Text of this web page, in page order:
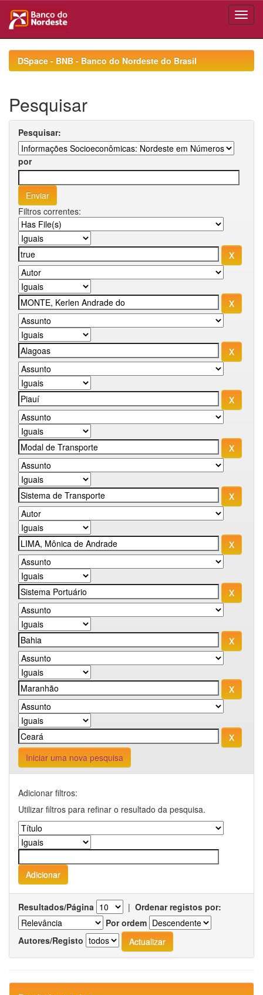
navigationDSpace - BNB - Banco do Nordeste do Brasil
Pesquisar
Pesquisar:
por
Filtros correntes:
Iniciar uma nova pesquisa
Adicionar filtros:
Utilizar filtros para refinar o resultado da pesquisa.
Resultados/Página | Ordenar registos por:
Por ordem
Autores/Registo